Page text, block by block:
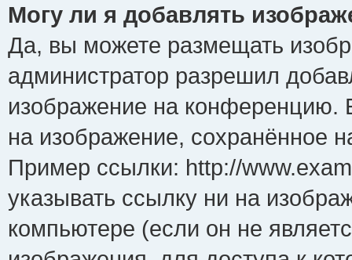
Могу ли я добавлять
Да, вы можете размещать
администратор разрешил
изображение на конференцию.
на изображение, сохранённое
Пример ссылки: http://
указывать ссылку ни на
компьютере (если он не